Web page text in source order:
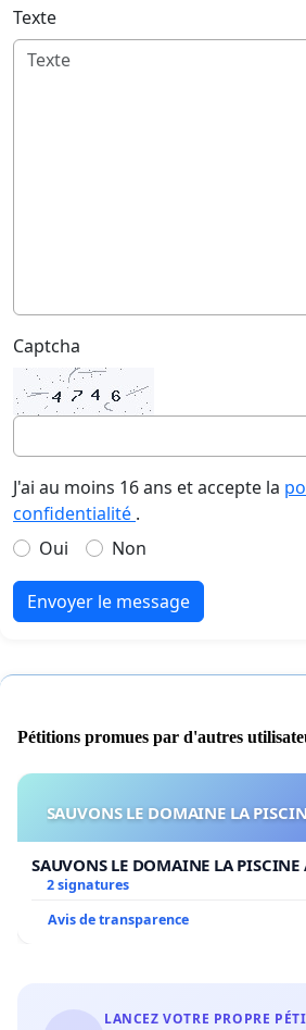
Texte
Captcha
J'ai au moins 16 ans et accepte la
confidentialité .
Oui
Non
Envoyer le message
Pétitions promues par d'autres
SAUVONS LE DOMAINE LA
SAUVONS LE DOMAINE LA PISCINE
2 signatures
Avis de transparence
LANCEZ VOTRE PROPRE